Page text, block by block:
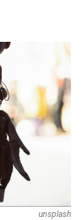
unsplash